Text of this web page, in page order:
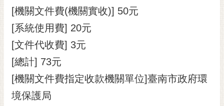
[機關文件費(機關實收)] 50元
[系統使用費] 20元
[文件代收費] 3元
[總計] 73元
[機關文件費指定收款機關單位]臺南市政府環
境保護局